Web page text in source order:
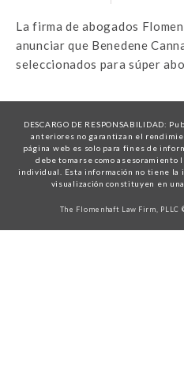
La firma de abogados
anunciar que Benedene
seleccionados para súper
DESCARGO DE RESPONSABILIDAD:
anteriores no garantizan el
página web es solo para fines de
debe tomarse como asesoramiento
individual. Esta información no tiene la
visualización constituyen en
The Flomenhaft Law Firm,